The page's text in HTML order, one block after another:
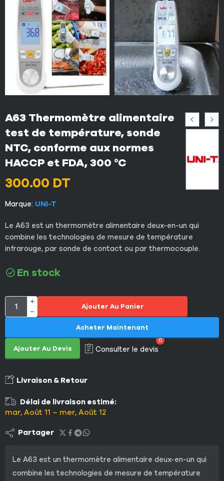
A63 Thermomètre alimentaire
test de température, sonde
NTC, conforme aux normes
HACCP et FDA, 300 °C
300.00 DT
Marque: UNI-T
Le A63 est un thermomètre alimentaire deux-en-un qui
combine les technologies de mesure de température
infrarouge, par sonde de contact ou par thermocouple.
En stock
Ajouter Au Panier
Ajouter Au Devis Consulter le devis
0
Acheter Maintenant
Livraison & Retour
Délai de livraison estimé:
mar, Août 11 – mer, Août 12
Partager
Le A63 est un thermomètre alimentaire deux-en-un qui
combine les technologies de mesure de température